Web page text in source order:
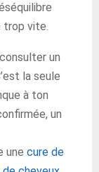
trop vite.
un
la seule
à ton
un
une cure de